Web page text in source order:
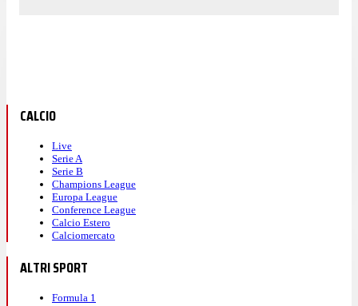
CALCIO
Live
Serie A
Serie B
Champions League
Europa League
Conference League
Calcio Estero
Calciomercato
ALTRI SPORT
Formula 1